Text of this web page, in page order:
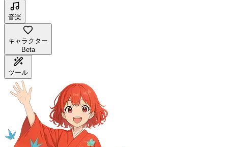
音楽
キャラクター
Beta
ツール